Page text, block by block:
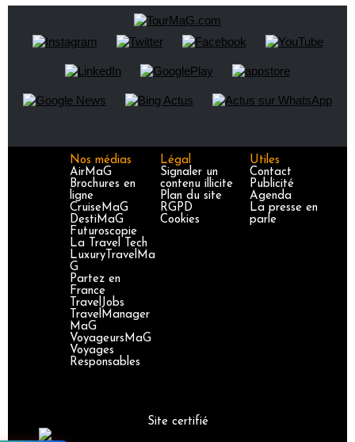
Nos médias
AirMaG
Brochures en
ligne
CruiseMaG
DestiMaG
Futuroscopie
La Travel Tech
LuxuryTravelMa
G
Partez en
France
TravelJobs
TravelManager
MaG
VoyageursMaG
Voyages
Responsables
Légal
Signaler un
contenu illicite
Plan du site
RGPD
Cookies
Utiles
Contact
Publicité
Agenda
La presse en
parle
Site certifié